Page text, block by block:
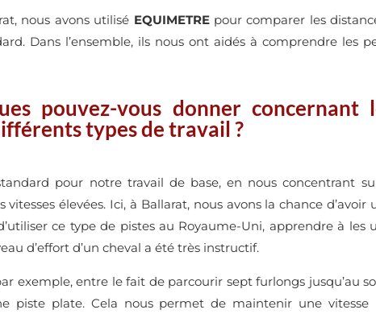
nous avons utilisé EQUIMETREpour comparer les
Dans l’ensemble, ils nous ont aidés à comprendre les
pouvez-vous donner
types de travail ?
pour notre travail de base, en nous concentrant
élevées. Ici, à Ballarat, nous avons la chance
ce type de pistes au Royaume-Uni, apprendre à
d’effort d’un cheval a été très instructif.
exemple, entre le fait de parcourir sept furlongs jusqu’au
piste plate. Cela nous permet de maintenir une